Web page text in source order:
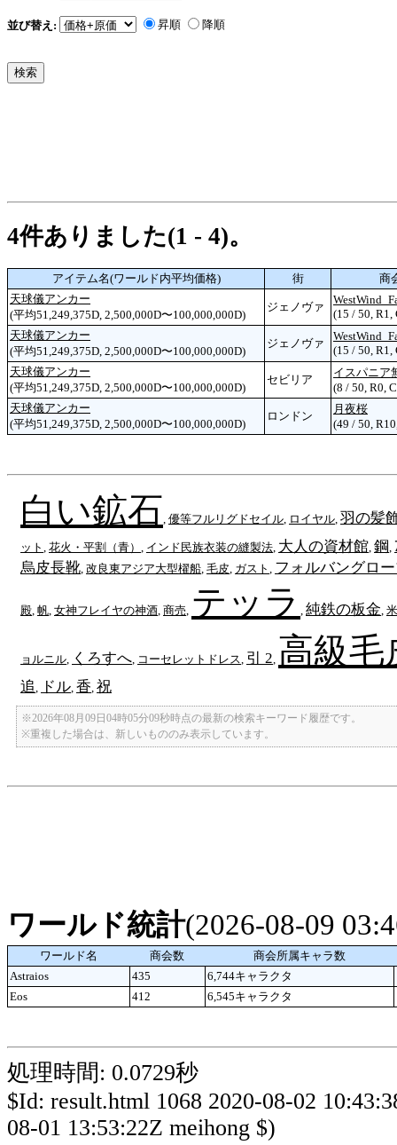
並び替え: 昇順 降順
4件ありました(1 - 4)。
アイテム名(ワールド内平均価格) 街
商
天球儀アンカー
(平均51,249,375D, 2,500,000D〜100,000,000D)
ジェノヴァ
(15 / 50, R1,
天球儀アンカー
(平均51,249,375D, 2,500,000D〜100,000,000D)
ジェノヴァ
(15 / 50, R1,
天球儀アンカー
(平均51,249,375D, 2,500,000D〜100,000,000D)
セビリア
イスパニア
(8 / 50, R0,
天球儀アンカー
(平均51,249,375D, 2,500,000D〜100,000,000D)
ロンドン
月夜桜
(49 / 50,
白い鉱石 優等フルリグドセイル ロイヤル 羽の髪
ット 花火・平割（青） インド民族衣装の縫製法 大人の資材館 鋼
烏皮長靴 改良東アジア大型櫂船 毛皮 ガスト フォルバングロ
殿 帆 女神フレイヤの神酒 商売 テッラ 純鉄の板金 米
ョルニル くろすへ コーセレットドレス 引 2 高級毛
追 ドル 香 祝
※2026年08月09日04時05分09秒時点の最新の検索キーワード履歴です。
※重複した場合は、新しいもののみ表示しています。
ワールド統計(2026-08-09
ワールド名 商会数
商会所属キャラ数
Astraios
435 6,744キャラクタ
Eos
412 6,545キャラクタ
処理時間: 0.0729秒
$Id: result.html 1068 2020-08-02
08-01 13:53:22Z meihong $)